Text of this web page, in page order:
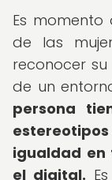
Es
de las
reconocer
de un
persona
igualdad en
el digital.